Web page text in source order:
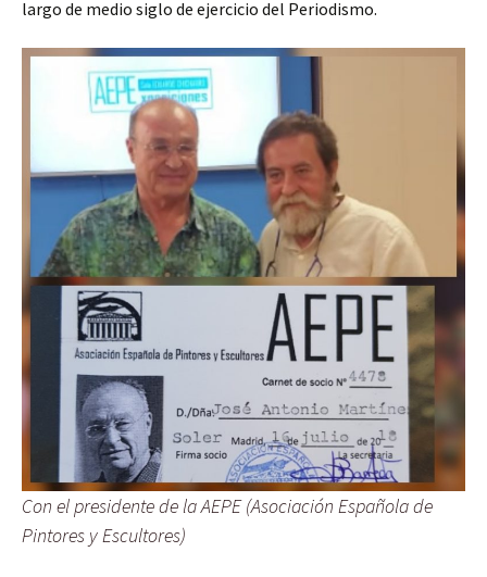
largo de medio siglo de ejercicio del Periodismo.
Con el presidente de la AEPE (Asociación Española de
Pintores y Escultores)